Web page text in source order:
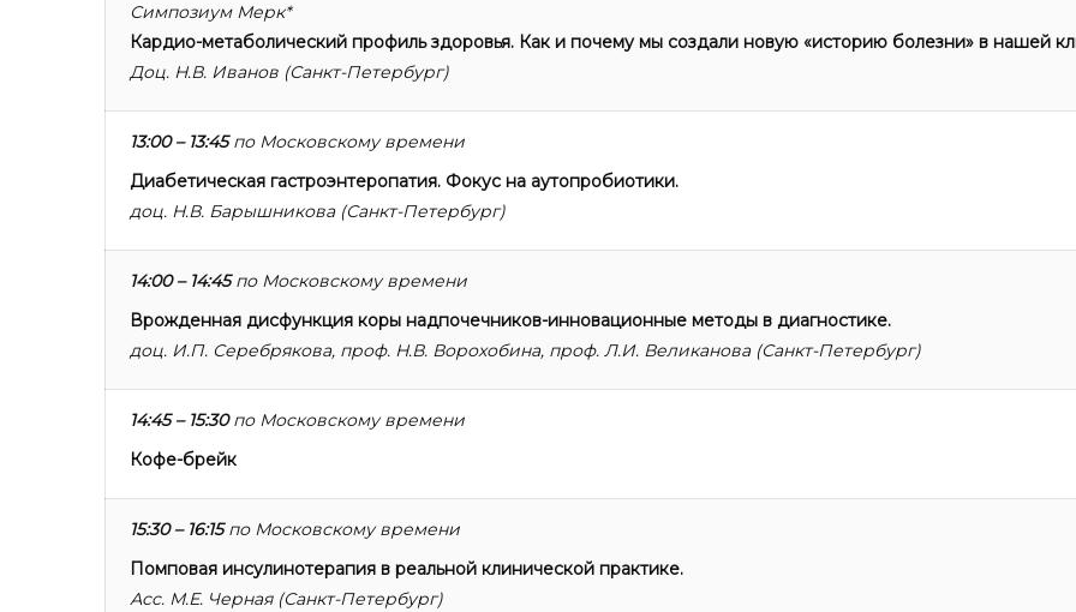
Симпозиум Мерк*
Кардио-метаболический профиль здоровья. Как и почему мы создали новую «историю болезни» в нашей
Доц. Н.В. Иванов (Санкт-Петербург)
13:00 – 13:45по Московскому времени
Диабетическая гастроэнтеропатия. Фокус на аутопробиотики.
доц. Н.В. Барышникова (Санкт-Петербург)
14:00 – 14:45по Московскому времени
Врожденная дисфункция коры надпочечников-инновационные методы в диагностике.
доц. И.П. Серебрякова, проф. Н.В. Ворохобина, проф. Л.И. Великанова (Санкт-Петербург)
14:45 – 15:30по Московскому времени
Кофе-брейк
15:30 – 16:15по Московскому времени
Помповая инсулинотерапия в реальной клинической практике.
Асс. М.Е. Черная (Санкт-Петербург)